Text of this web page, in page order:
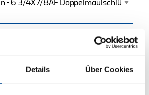
Details Über Cookies
HÄNDLER FINDEN